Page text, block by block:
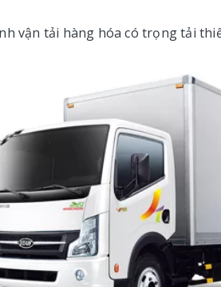
vận tải hàng hóa có trọng tải